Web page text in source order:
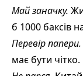
Май заначку.
б 1000 баксів
Перевір папери.
має бути чітко.